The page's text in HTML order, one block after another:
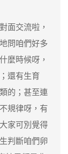
面交流啦，
問咱們好多
麼時候呀，
還有生育
的；甚至連
規律呀，有
家可別覺得
判斷咱們卵